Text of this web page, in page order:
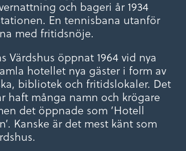
och bageri år 1934
En tennisbana utanför
med fritidsnöje.
Värdshus öppnat 1964 vid nya
hotellet nya gäster i form av
bibliotek och fritidslokaler. Det
haft många namn och krögare
det öppnade som ’Hotell
Kanske är det mest känt som